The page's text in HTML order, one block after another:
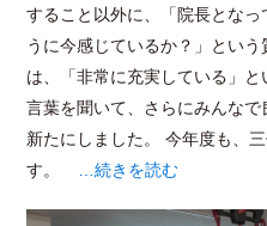
すること以外に、「院長とな
うに今感じているか？」とい
は、「非常に充実している」
言葉を聞いて、さらにみんな
新たにしました。 今年度も、
す。
…続きを読む